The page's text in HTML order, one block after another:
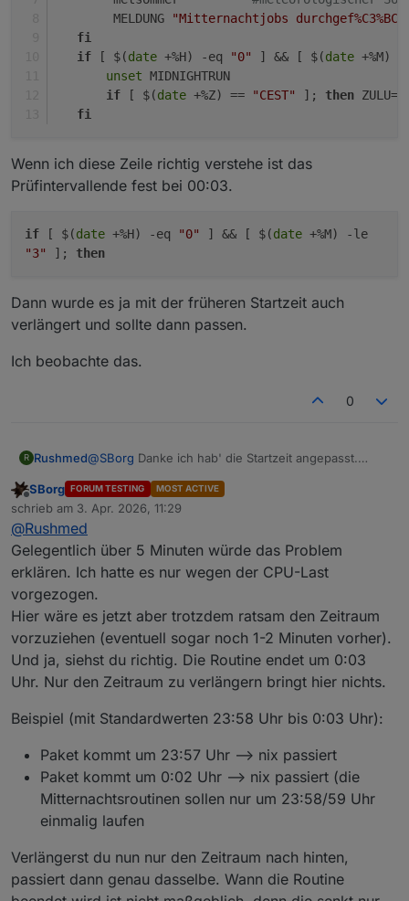
        MELDUNG
"Mitternachtjobs
fi
if [ $(date +%H) -eq "0" ] && [ $(date +%M)
unset MIDNIGHTRUN
if [ $(date +%Z) == "CEST" ]; then
fi
Wenn ich diese Zeile richtig verstehe ist das
Prüfintervallende fest bei 00:03.
if [ $(date +%H) -eq "0" ] && [ $(date +%M) -le
"3"
]; then
Dann wurde es ja mit der früheren Startzeit auch
verlängert und sollte dann passen.
Ich beobachte das.
0
R Rushmed@SBorg Danke ich hab' die Startzeit angepasst.
über fünf Minuten zwischen zwei Datenpaketen
liegen. Meistens aber weniger als eine Minute.
Länge erhöhen?
als sechs Minuten im Log.
Edit:
if [ $(date +%H) -ge "23" ] && [ $(date
        firmware_check     #neue Firmware
reset_zaehler
minmaxavg365d      #Min-/Max-/Avg-
metsommer
MELDUNG "Mitternachtjobs
   fi
if [ $(date +%H) -eq "0" ] && [ $(date
if [ $(date +%Z) == "CEST" ]; then
Wenn ich diese Zeile richtig verstehe ist das
Prüfintervallende fest bei 00:03.
Dann wurde es ja mit der früheren Startzeit auch
verlängert und sollte dann passen.
Ich beobachte das.
Offline
SBorg FORUM TESTING MOST ACTIVE
schrieb am 3. Apr. 2026, 11:29
zuletzt editiert von
@Rushmed
Gelegentlich über 5 Minuten würde das Problem
erklären. Ich hatte es nur wegen der CPU-Last
vorgezogen.
Hier wäre es jetzt aber trotzdem ratsam den Zeitraum
vorzuziehen (eventuell sogar noch 1-2 Minuten vorher).
Und ja, siehst du richtig. Die Routine endet um 0:03
Uhr. Nur den Zeitraum zu verlängern bringt hier nichts.
Beispiel (mit Standardwerten 23:58 Uhr bis 0:03 Uhr):
Paket kommt um 23:57 Uhr --> nix passiert
Paket kommt um 0:02 Uhr --> nix passiert (die
Mitternachtsroutinen sollen nur um 23:58/59 Uhr
einmalig laufen
Verlängerst du nun nur den Zeitraum nach hinten,
passiert dann genau dasselbe. Wann die Routine